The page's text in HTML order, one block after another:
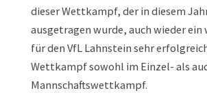
dieser Wettkampf, der in diesem
ausgetragen wurde, auch wieder
für den VfL Lahnstein sehr
Wettkampf sowohl im Einzel- als
Mannschaftswettkampf.